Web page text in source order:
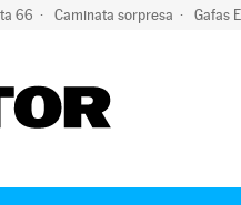
66 Caminata sorpresa Gafas